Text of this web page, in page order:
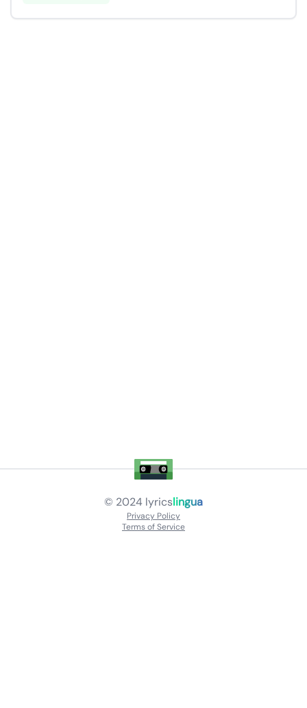
© 2024 lyricslingua
Privacy Policy
Terms of Service